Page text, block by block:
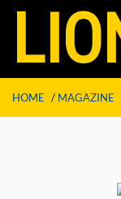
HOME / MAGAZINE